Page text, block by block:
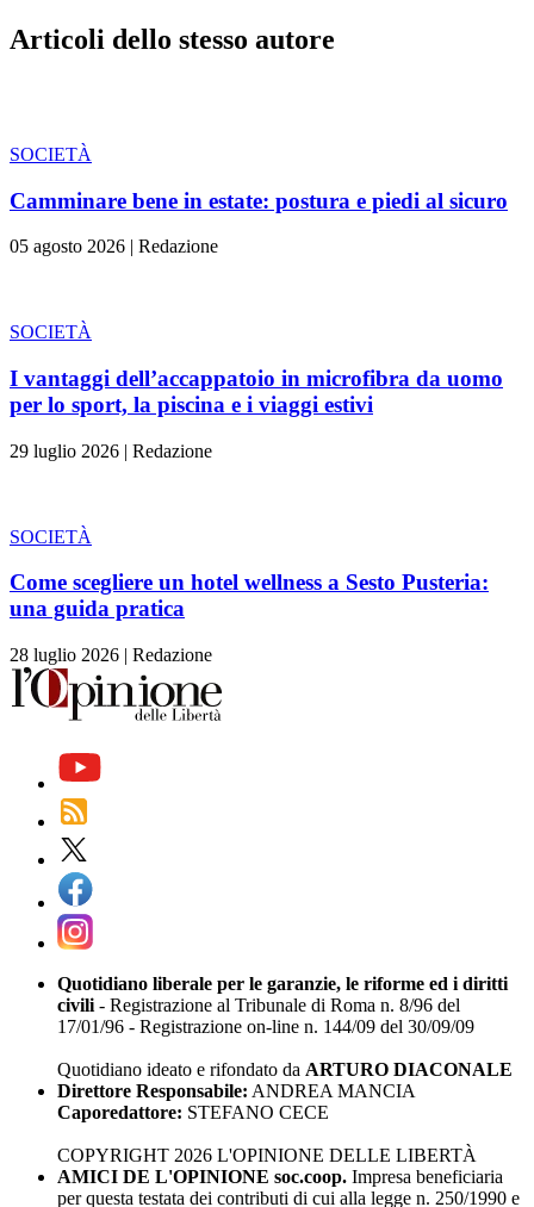
Articoli dello stesso autore
SOCIETÀ
Camminare bene in estate: postura e piedi al sicuro
05 agosto 2026 | Redazione
SOCIETÀ
I vantaggi dell’accappatoio in microfibra da uomo
per lo sport, la piscina e i viaggi estivi
29 luglio 2026 | Redazione
SOCIETÀ
Come scegliere un hotel wellness a Sesto Pusteria:
una guida pratica
28 luglio 2026 | Redazione
Quotidiano liberale per le garanzie, le riforme ed i diritti
civili - Registrazione al Tribunale di Roma n. 8/96 del
17/01/96 - Registrazione on-line n. 144/09 del 30/09/09
Quotidiano ideato e rifondato da ARTURO DIACONALE
Direttore Responsabile: ANDREA MANCIA
Caporedattore: STEFANO CECE
COPYRIGHT 2026 L'OPINIONE DELLE LIBERTÀ
AMICI DE L'OPINIONE soc.coop. Impresa beneficiaria
per questa testata dei contributi di cui alla legge n. 250/1990 e